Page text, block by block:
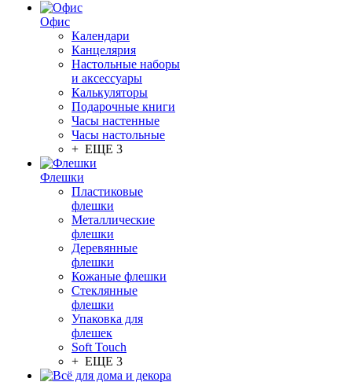
Офис
Календари
Канцелярия
Настольные наборы
и аксессуары
Калькуляторы
Подарочные книги
Часы настенные
Часы настольные
+ ЕЩЕ 3
Флешки
Пластиковые
флешки
Металлические
флешки
Деревянные
флешки
Кожаные флешки
Стеклянные
флешки
Упаковка для
флешек
Soft Touch
+ ЕЩЕ 3